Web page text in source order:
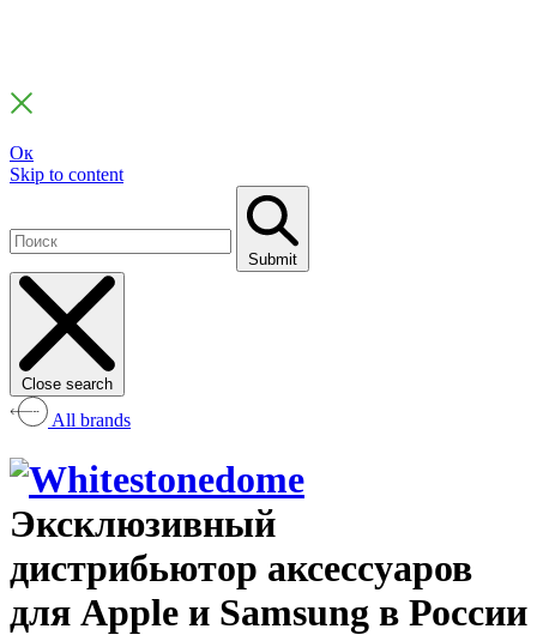
Ок
Skip to content
Submit
Close search
All brands
Эксклюзивный
дистрибьютор аксессуаров
для Apple и Samsung в России